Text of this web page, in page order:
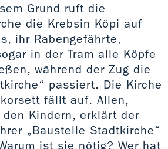
Grund ruft die
die Krebsin Köpi auf
ihr Rabengefährte,
in der Tram alle Köpfe
während der Zug die
passiert. Die Kirche
fällt auf. Allen,
Kindern, erklärt der
„Baustelle Stadtkirche“
ist sie nötig? Wer hat